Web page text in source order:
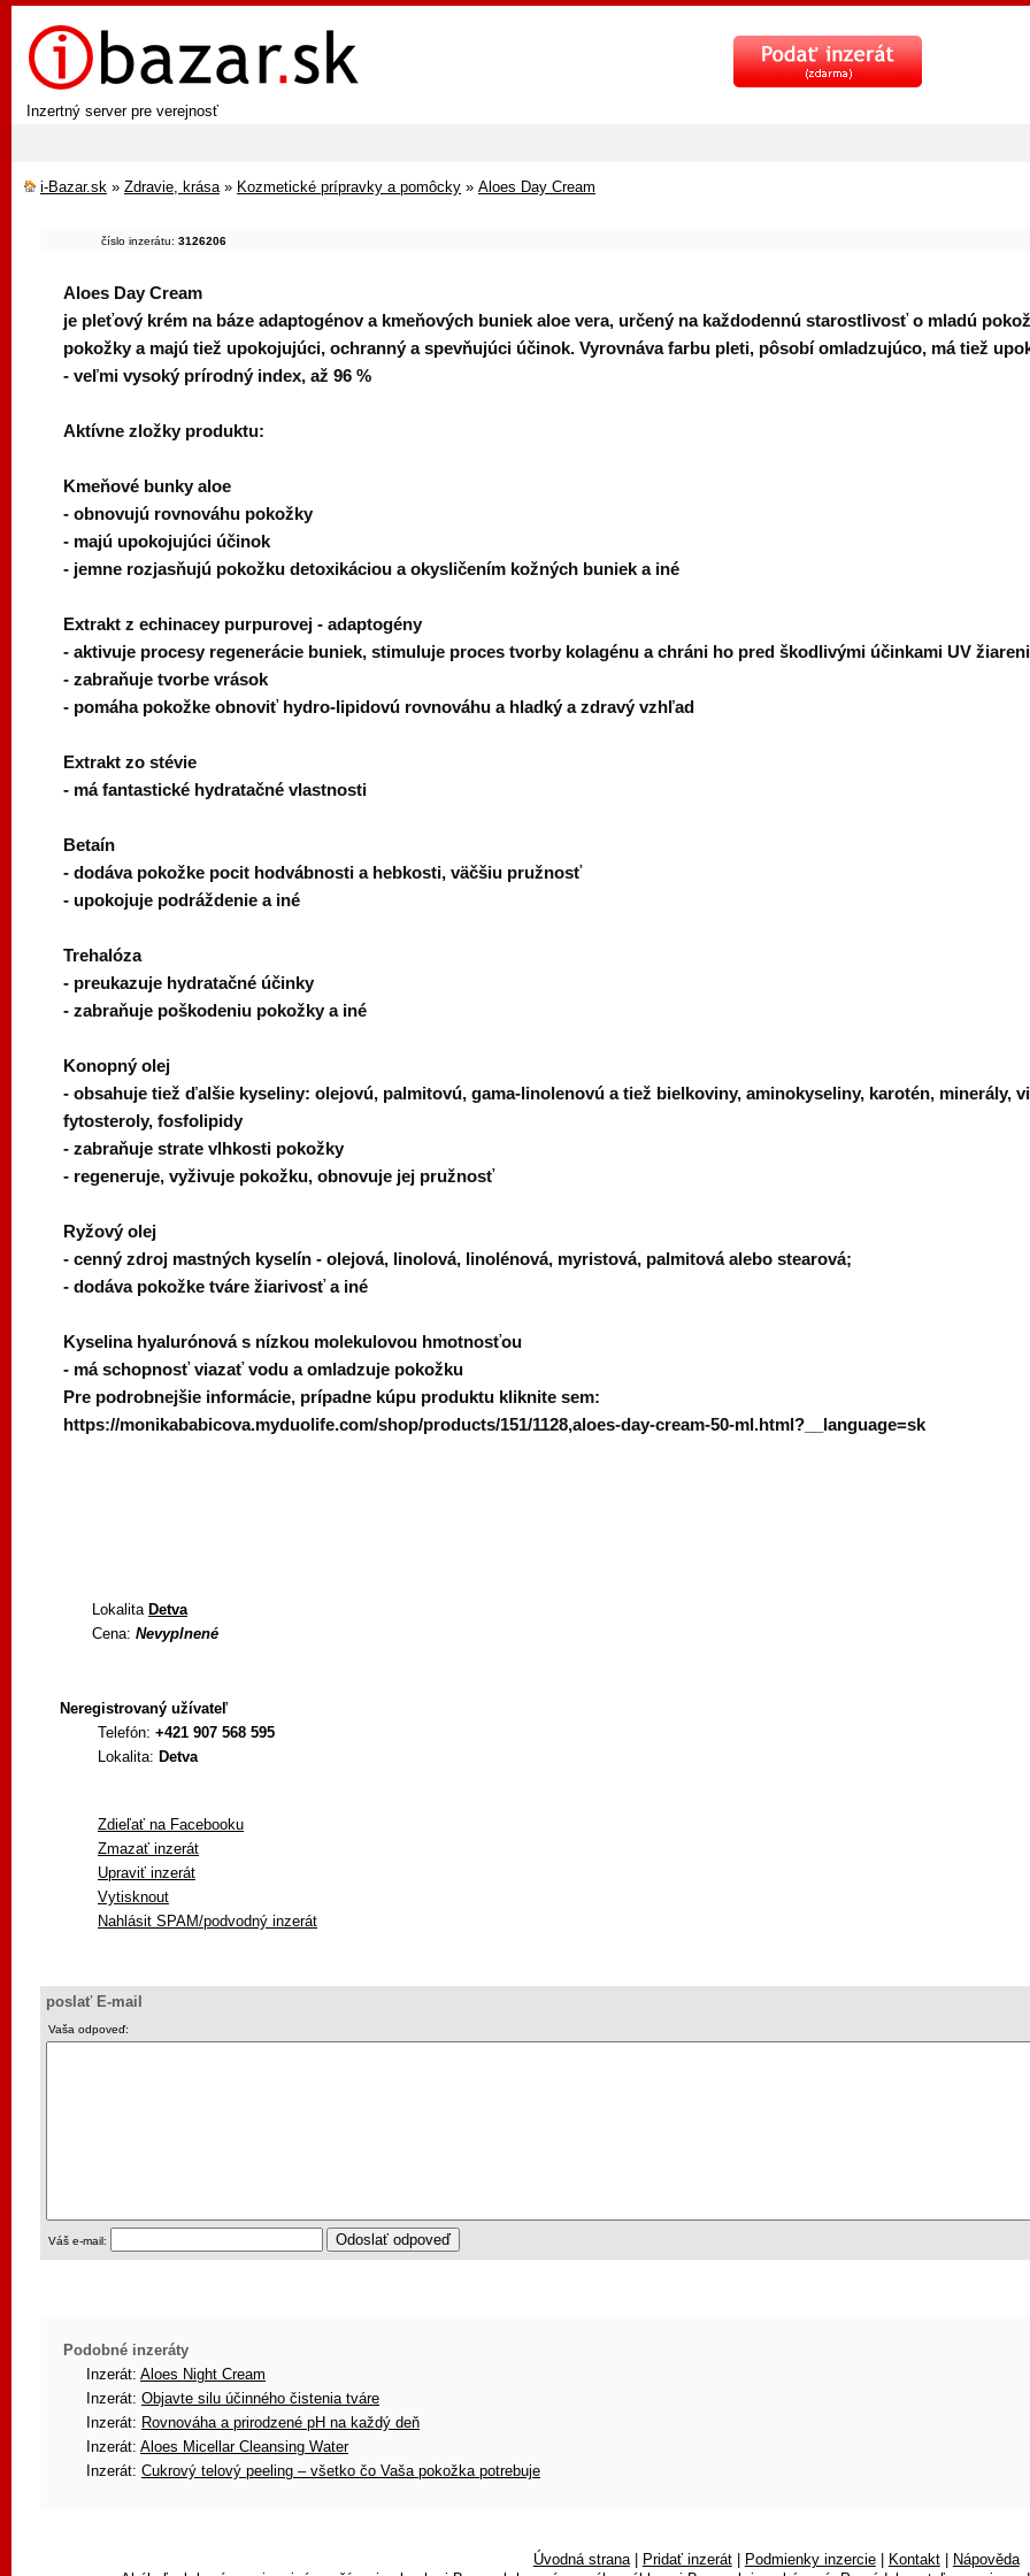
Inzertný server pre verejnosť
i-Bazar.sk » Zdravie, krása» Kozmetické prípravky a pomôcky » Aloes Day Cream
číslo inzerátu: 3126206
Aloes Day Cream
je pleťový krém na báze adaptogénov a kmeňových buniek aloe vera, určený na každodennú starostlivosť o mladú
pokožky a majú tiež upokojujúci, ochranný a spevňujúci účinok. Vyrovnáva farbu pleti, pôsobí omladzujúco, má tiež
- veľmi vysoký prírodný index, až 96 %
Aktívne zložky produktu:
Kmeňové bunky aloe
- obnovujú rovnováhu pokožky
- majú upokojujúci účinok
- jemne rozjasňujú pokožku detoxikáciou a okysličením kožných buniek a iné
Extrakt z echinacey purpurovej - adaptogény
- aktivuje procesy regenerácie buniek, stimuluje proces tvorby kolagénu a chráni ho pred škodlivými účinkami UV
- zabraňuje tvorbe vrások
- pomáha pokožke obnoviť hydro-lipidovú rovnováhu a hladký a zdravý vzhľad
Extrakt zo stévie
- má fantastické hydratačné vlastnosti
Betaín
- dodáva pokožke pocit hodvábnosti a hebkosti, väčšiu pružnosť
- upokojuje podráždenie a iné
Trehalóza
- preukazuje hydratačné účinky
- zabraňuje poškodeniu pokožky a iné
Konopný olej
- obsahuje tiež ďalšie kyseliny: olejovú, palmitovú, gama-linolenovú a tiež bielkoviny, aminokyseliny, karotén, minerály,
fytosteroly, fosfolipidy
- zabraňuje strate vlhkosti pokožky
- regeneruje, vyživuje pokožku, obnovuje jej pružnosť
Ryžový olej
- cenný zdroj mastných kyselín - olejová, linolová, linolénová, myristová, palmitová alebo stearová;
- dodáva pokožke tváre žiarivosť a iné
Kyselina hyalurónová s nízkou molekulovou hmotnosťou
- má schopnosť viazať vodu a omladzuje pokožku
Pre podrobnejšie informácie, prípadne kúpu produktu kliknite sem:
https://monikababicova.myduolife.com/shop/products/151/1128,aloes-day-cream-50-ml.html?__language=sk
Lokalita Detva
Cena: Nevyplnené
Neregistrovaný užívateľ
Telefón: +421 907 568 595
Lokalita: Detva
Zdieľať na Facebooku
Zmazať inzerát
Upraviť inzerát
Vytisknout
Nahlásit SPAM/podvodný inzerát
poslať E-mail
Vaša odpoveď:
Váš e-mail:
Podobné inzeráty
Inzerát: Aloes Night Cream
Inzerát: Objavte silu účinného čistenia tváre
Inzerát: Rovnováha a prirodzené pH na každý deň
Inzerát: Aloes Micellar Cleansing Water
Inzerát: Cukrový telový peeling – všetko čo Vaša pokožka potrebuje
Úvodná strana| Pridať inzerát| Podmienky inzercie| Kontakt|
Nápověda